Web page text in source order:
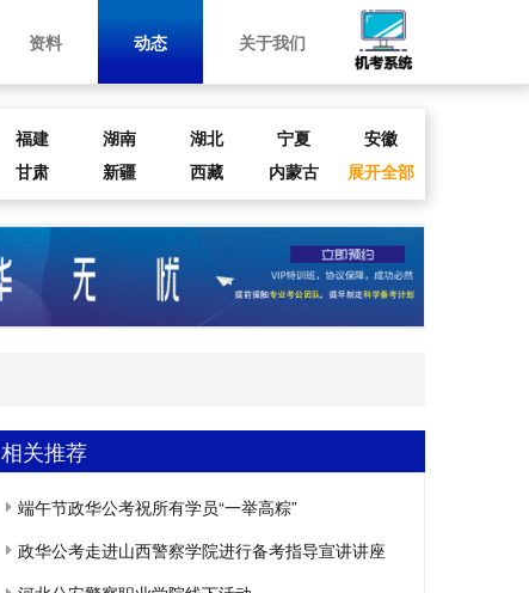
资料 动态 关于我们
福建 湖南 湖北 宁夏
安徽
甘肃 新疆 西藏 内蒙古 展开全部
相关推荐
端午节政华公考祝所有学员“一举高粽”
政华公考走进山西警察学院进行备考指导宣讲讲座